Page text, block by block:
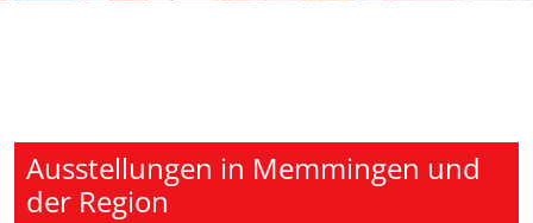
Ausstellungen in Memmingen und
der Region